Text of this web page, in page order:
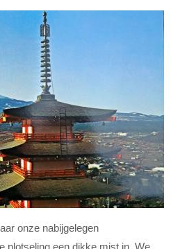
onze nabijgelegen
plotseling een dikke mist in. We